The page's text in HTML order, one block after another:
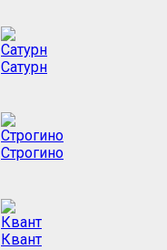
Сатурн
Строгино
Квант